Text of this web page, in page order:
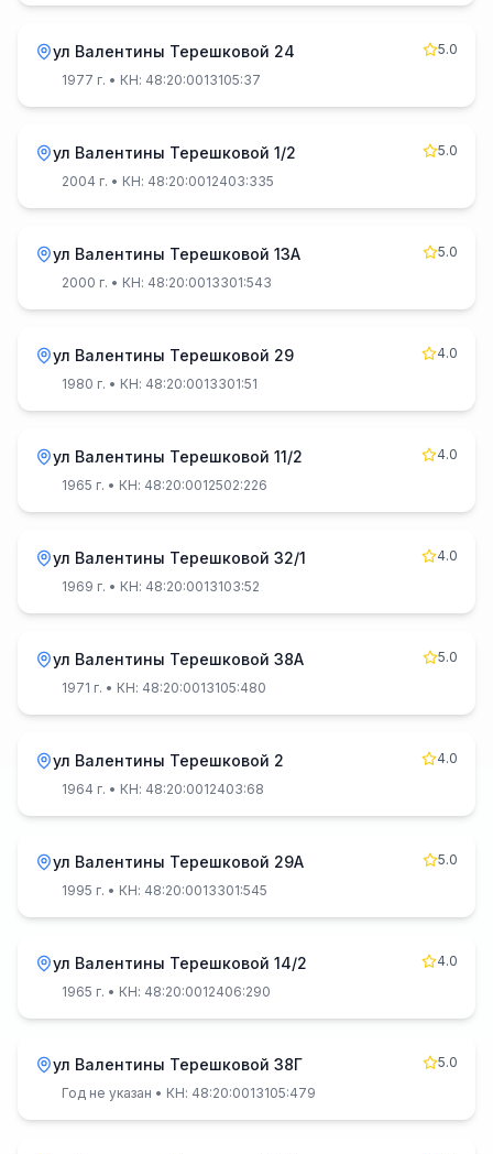
ул Валентины Терешковой 24
5.0
1977 г. • КН: 48:20:0013105:37
ул Валентины Терешковой 1/2
5.0
2004 г. • КН: 48:20:0012403:335
ул Валентины Терешковой 13А
5.0
2000 г. • КН: 48:20:0013301:543
ул Валентины Терешковой 29
4.0
1980 г. • КН: 48:20:0013301:51
ул Валентины Терешковой 11/2
4.0
1965 г. • КН: 48:20:0012502:226
ул Валентины Терешковой 32/1
4.0
1969 г. • КН: 48:20:0013103:52
ул Валентины Терешковой 38А
5.0
1971 г. • КН: 48:20:0013105:480
ул Валентины Терешковой 2
4.0
1964 г. • КН: 48:20:0012403:68
ул Валентины Терешковой 29А
5.0
1995 г. • КН: 48:20:0013301:545
ул Валентины Терешковой 14/2
4.0
1965 г. • КН: 48:20:0012406:290
ул Валентины Терешковой 38Г
5.0
Год не указан • КН: 48:20:0013105:479